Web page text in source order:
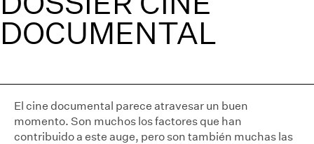
DOCUMENTAL
El cine documental parece atravesar un buen
momento. Son muchos los factores que han
contribuido a este auge, pero son también muchas las